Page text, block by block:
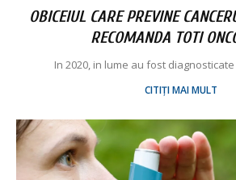
OBICEIUL CARE PREVINE
RECOMANDA TOTI
In 2020, in lume au fost diagnosticate
CITIȚI MAI MULT